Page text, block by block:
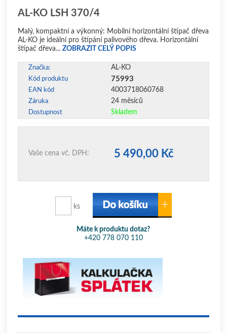
AL-KO LSH 370/4
Malý, kompaktní a výkonný: Mobilní horizontální štípač dřeva
AL-KO je ideální pro štípání palivového dřeva. Horizontální
štípač dřeva... ZOBRAZIT CELÝ POPIS
Značka: AL-KO
Kód produktu 75993
EAN kód 4003718060768
Záruka 24 měsíců
Dostupnost Skladem
Vaše cena vč. DPH: 5 490,00 Kč
ks
Máte k produktu dotaz?
+420 778 070 110